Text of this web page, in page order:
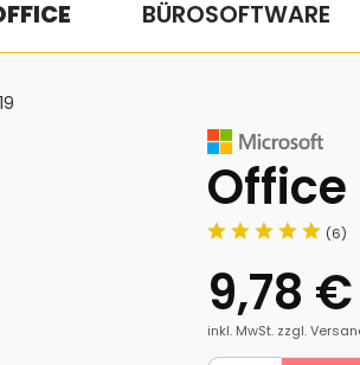
BÜROSOFTWARE
Office
(6)
9,78 €
inkl. MwSt. zzgl.